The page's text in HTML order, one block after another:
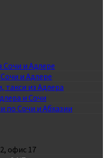
Сочи и Адлере
и Адлере
такси из Адлера
и Сочи
по Сочи и Абхазии
офис 17